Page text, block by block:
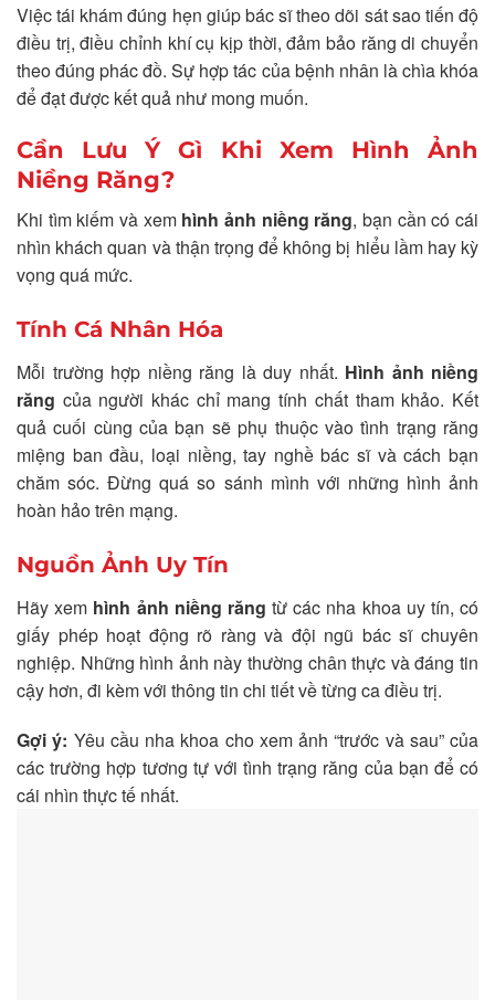
Việc tái khám đúng hẹn giúp bác sĩ theo dõi sát sao tiến độ
điều trị, điều chỉnh khí cụ kịp thời, đảm bảo răng di chuyển
theo đúng phác đồ. Sự hợp tác của bệnh nhân là chìa khóa
để đạt được kết quả như mong muốn.
Cần Lưu Ý Gì Khi Xem Hình Ảnh
Niềng Răng?
Khi tìm kiếm và xem hình ảnh niềng răng, bạn cần có cái
nhìn khách quan và thận trọng để không bị hiểu lầm hay kỳ
vọng quá mức.
Tính Cá Nhân Hóa
Mỗi trường hợp niềng răng là duy nhất. Hình ảnh niềng
răng của người khác chỉ mang tính chất tham khảo. Kết
quả cuối cùng của bạn sẽ phụ thuộc vào tình trạng răng
miệng ban đầu, loại niềng, tay nghề bác sĩ và cách bạn
chăm sóc. Đừng quá so sánh mình với những hình ảnh
hoàn hảo trên mạng.
Nguồn Ảnh Uy Tín
Hãy xem hình ảnh niềng răng từ các nha khoa uy tín, có
giấy phép hoạt động rõ ràng và đội ngũ bác sĩ chuyên
nghiệp. Những hình ảnh này thường chân thực và đáng tin
cậy hơn, đi kèm với thông tin chi tiết về từng ca điều trị.
Gợi ý: Yêu cầu nha khoa cho xem ảnh “trước và sau” của
các trường hợp tương tự với tình trạng răng của bạn để có
cái nhìn thực tế nhất.